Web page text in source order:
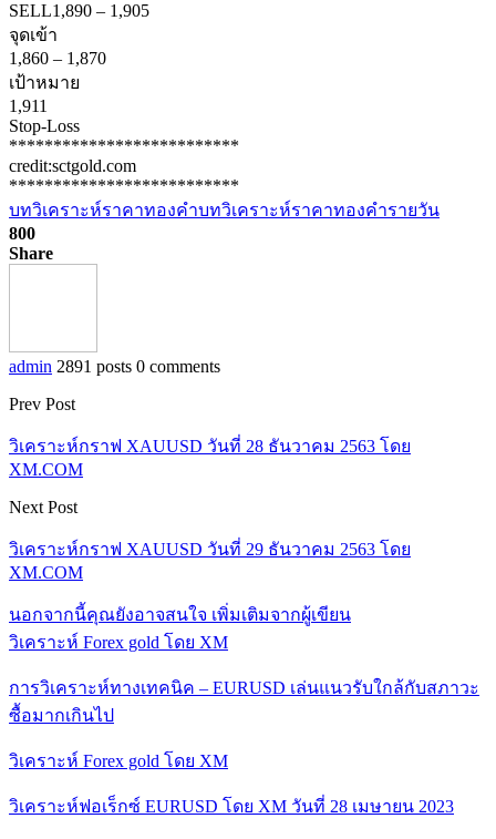
SELL1,890 – 1,905
จุดเข้า
1,860 – 1,870
เป้าหมาย
1,911
Stop-Loss
**************************
credit:sctgold.com
**************************
บทวิเคราะห์ราคาทองคำบทวิเคราะห์ราคาทองคำรายวัน
800
Share
admin 2891 posts 0 comments
Prev Post
วิเคราะห์กราฟ XAUUSD วันที่ 28 ธันวาคม 2563 โดย
XM.COM
Next Post
วิเคราะห์กราฟ XAUUSD วันที่ 29 ธันวาคม 2563 โดย
XM.COM
นอกจากนี้คุณยังอาจสนใจ เพิ่มเติมจากผู้เขียน
วิเคราะห์ Forex gold โดย XM
การวิเคราะห์ทางเทคนิค – EURUSD เล่นแนวรับใกล้กับสภาวะ
ซื้อมากเกินไป
วิเคราะห์ Forex gold โดย XM
วิเคราะห์ฟอเร็กซ์ EURUSD โดย XM วันที่ 28 เมษายน 2023